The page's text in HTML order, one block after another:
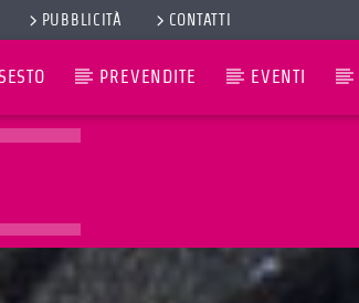
PUBBLICITÀ CONTATTI
PREVENDITE EVENTI